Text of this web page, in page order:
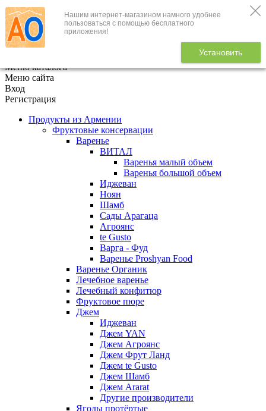
Нашим интернет-магазином намного удобнее
пользоваться с помощью бесплатного
приложения!
Установить
+7 (495) 646-888-1
В корзине
Меню каталога
Меню сайта
Вход
Регистрация
Продукты из Армении
Фруктовые консервации
Варенье
ВИТАЛ
Варенья малый объем
Варенья большой объем
Иджеван
Ноян
Шамб
Сады Арагаца
Агроянс
te Gusto
Варга - Фуд
Варенье Proshyan Food
Варенье Органик
Лечебное варенье
Лечебный конфитюр
Фруктовое пюре
Джем
Иджеван
Джем YAN
Джем Агроянс
Джем Фрут Ланд
Джем te Gusto
Джем Шамб
Джем Ararat
Другие производители
Ягоды протёртые